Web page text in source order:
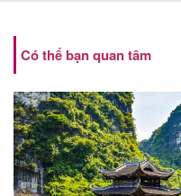
Có thể bạn quan tâm